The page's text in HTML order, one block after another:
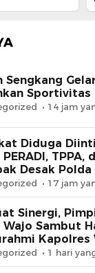
Sengkang
Sportivitas
14 jam
Diduga
TPPA,
Desak
Premanisme
17 jam
Sinergi,
Wajo Sambut
Kapolres
1 hari